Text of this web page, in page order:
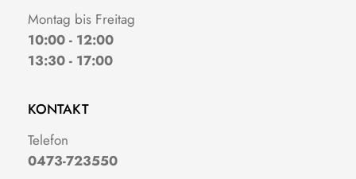
Montag bis Freitag
10:00 - 12:00
13:30 - 17:00
KONTAKT
Telefon
0473-723550